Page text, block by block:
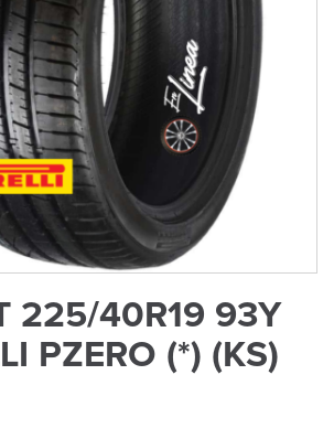
225/40R19 93Y
PZERO (*) (KS)